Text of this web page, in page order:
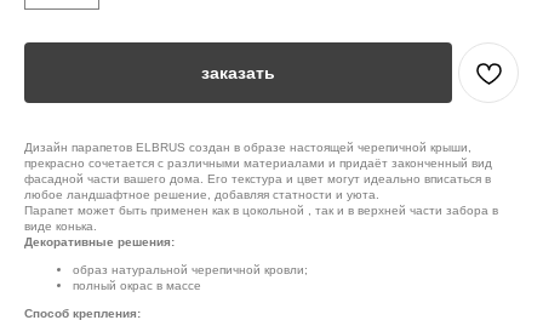
заказать
Дизайн парапетов ELBRUS создан в образе настоящей черепичной крыши,
прекрасно сочетается с различными материалами и придаёт законченный вид
фасадной части вашего дома. Его текстура и цвет могут идеально вписаться в
любое ландшафтное решение, добавляя статности и уюта.
Парапет может быть применен как в цокольной , так и в верхней части забора в
виде конька.
Декоративные решения:
образ натуральной черепичной кровли;
полный окрас в массе
Способ крепления: